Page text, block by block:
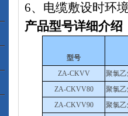
6、电缆敷设时
产品型号详细介绍
型号
ZA-CKVV
聚氯
ZA-CKVV80
聚氯
ZA-CKVV90
聚氯